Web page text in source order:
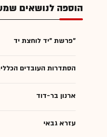
הוספה לנושאים
פרשת "יד לוחצת יד"
הסתדרות העובדים
ארנון בר-דוד
עזרא גבאי